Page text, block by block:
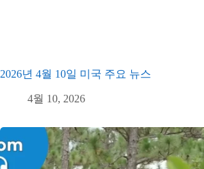
2026년 4월 10일 미국 주요 뉴스
4월 10, 2026